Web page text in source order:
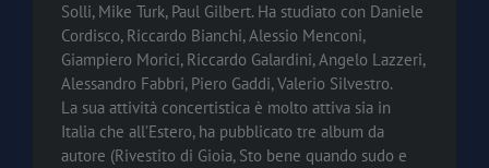
Solli, Mike Turk, Paul Gilbert. Ha studiato con Daniele
Cordisco, Riccardo Bianchi, Alessio Menconi,
Giampiero Morici, Riccardo Galardini, Angelo Lazzeri,
Alessandro Fabbri, Piero Gaddi, Valerio Silvestro.
La sua attività concertistica è molto attiva sia in
Italia che all’Estero, ha pubblicato tre album da
autore (Rivestito di Gioia, Sto bene quando sudo e